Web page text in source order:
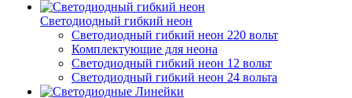
Светодиодный гибкий неон
Светодиодный гибкий неон 220 вольт
Комплектующие для неона
Светодиодный гибкий неон 12 вольт
Светодиодный гибкий неон 24 вольта